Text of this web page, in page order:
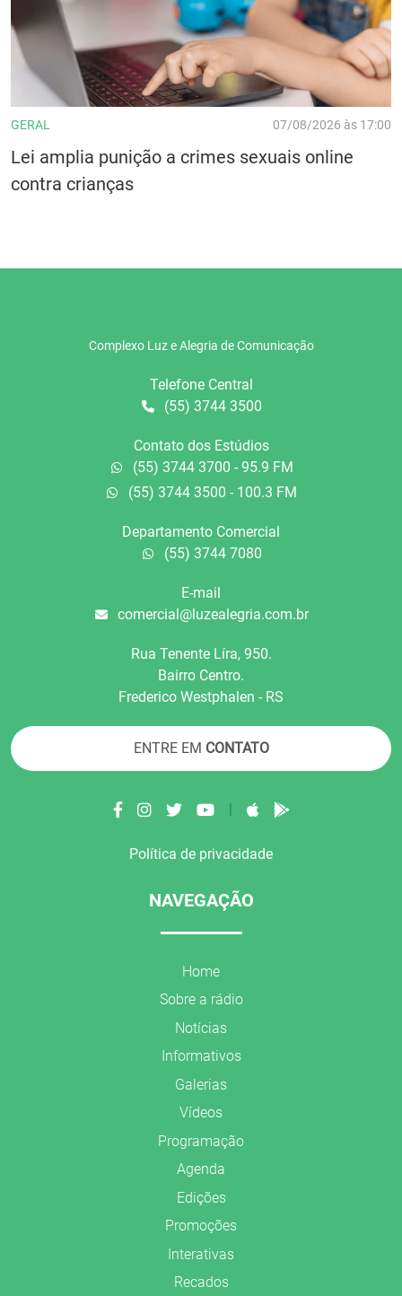
GERAL 07/08/2026 às 17:00
Lei amplia punição a crimes sexuais online
contra crianças
Complexo Luz e Alegria de Comunicação
Telefone Central
(55) 3744 3500
Contato dos Estúdios
(55) 3744 3700 - 95.9 FM
(55) 3744 3500 - 100.3 FM
Departamento Comercial
(55) 3744 7080
E-mail
comercial@luzealegria.com.br
Rua Tenente Líra, 950.
Bairro Centro.
Frederico Westphalen - RS
ENTRE EM CONTATO
|
Política de privacidade
NAVEGAÇÃO
Home
Sobre a rádio
Notícias
Informativos
Galerias
Vídeos
Programação
Agenda
Edições
Promoções
Interativas
Recados